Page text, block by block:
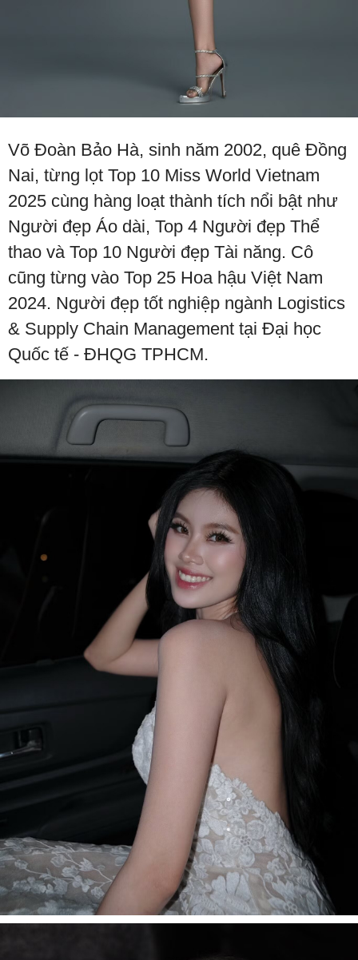
Võ Đoàn Bảo Hà, sinh năm 2002, quê Đồng
Nai, từng lọt Top 10 Miss World Vietnam
2025 cùng hàng loạt thành tích nổi bật như
Người đẹp Áo dài, Top 4 Người đẹp Thể
thao và Top 10 Người đẹp Tài năng. Cô
cũng từng vào Top 25 Hoa hậu Việt Nam
2024. Người đẹp tốt nghiệp ngành Logistics
& Supply Chain Management tại Đại học
Quốc tế - ĐHQG TPHCM.